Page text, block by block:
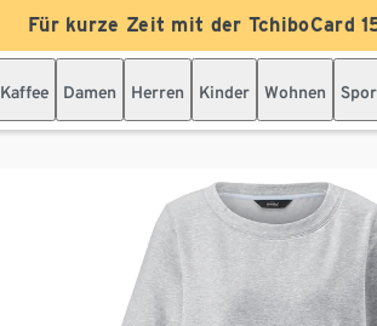
Für kurze Zeit mit der TchiboCard
Kaffee Damen Herren Kinder Wohnen